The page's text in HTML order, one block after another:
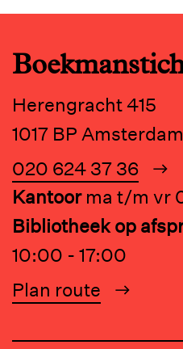
Herengracht 415
1017 BP Amsterdam
020 624 37 36
Kantoor ma t/m vr
Bibliotheek op
10:00 - 17:00
Plan route